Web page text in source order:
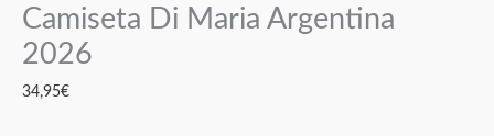
Camiseta Di Maria Argentina
2026
34,95€